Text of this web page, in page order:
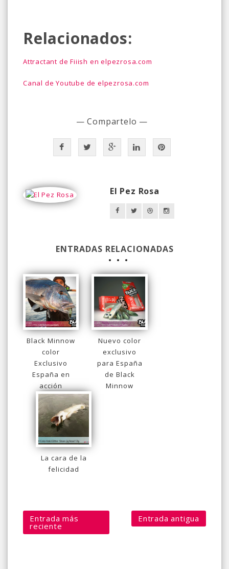
Relacionados:
Attractant de Fiiish en elpezrosa.com
Canal de Youtube de elpezrosa.com
— Compartelo —
El Pez Rosa
ENTRADAS RELACIONADAS
Black Minnow
color
Exclusivo
España en
acción
Nuevo color
exclusivo
para España
de Black
Minnow
La cara de la
felicidad
Entrada más
reciente
Entrada antigua